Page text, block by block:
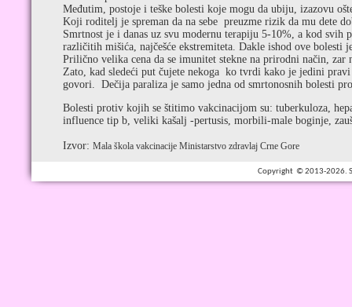
Međutim, postoje i teške bolesti koje mogu da ubiju, izazovu
Koji roditelj je spreman da na sebe preuzme rizik da mu dete
Smrtnost je i danas uz svu modernu terapiju 5-10%, a kod
različitih mišića, najčešće ekstremiteta. Dakle ishod ove bolesti
Prilično velika cena da se imunitet stekne na prirodni način, zar
Zato, kad sledeći put čujete nekoga ko tvrdi kako je jedini
govori. Dečija paraliza je samo jedna od smrtonosnih bolesti
Bolesti protiv kojih se štitimo vakcinacijom su: tuberkuloza,
influence tip b, veliki kašalj -pertusis, morbili-male boginje,
Izvor: Mala škola vakcinacije Ministarstvo zdravlaj Crne Gore
Copyright © 2013-2026.